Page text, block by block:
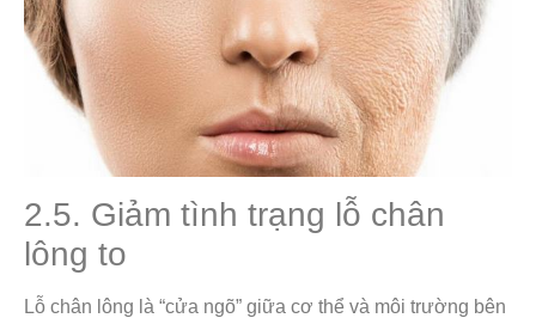
2.5. Giảm tình trạng lỗ chân
lông to
Lỗ chân lông là “cửa ngõ” giữa cơ thể và môi trường bên